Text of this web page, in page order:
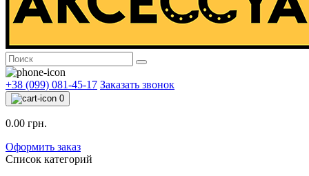
+38 (099) 081-45-17 Заказать звонок
0
0.00 грн.
Оформить заказ
Список категорий